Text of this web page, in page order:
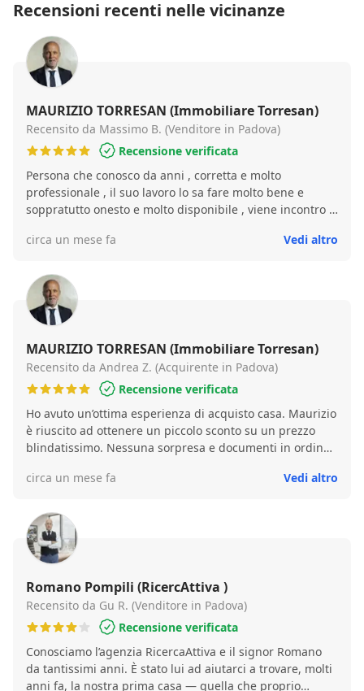
Recensioni recenti nelle vicinanze
MAURIZIO TORRESAN (Immobiliare Torresan)
Recensito da Massimo B. (Venditore in Padova)
Recensione verificata
Persona che conosco da anni , corretta e molto
professionale , il suo lavoro lo sa fare molto bene e
soppratutto onesto e molto disponibile , viene incontro a
circa un mese fa Vedi altro
MAURIZIO TORRESAN (Immobiliare Torresan)
Recensito da Andrea Z. (Acquirente in Padova)
Recensione verificata
Ho avuto un’ottima esperienza di acquisto casa. Maurizio
è riuscito ad ottenere un piccolo sconto su un prezzo
blindatissimo. Nessuna sorpresa e documenti in ordine.
circa un mese fa
Vedi altro
Romano Pompili (RicercAttiva )
Recensito da Gu R. (Venditore in Padova)
Recensione verificata
Conosciamo l’agenzia RicercaAttiva e il signor Romano
da tantissimi anni. È stato lui ad aiutarci a trovare, molti
anni fa, la nostra prima casa — quella che proprio